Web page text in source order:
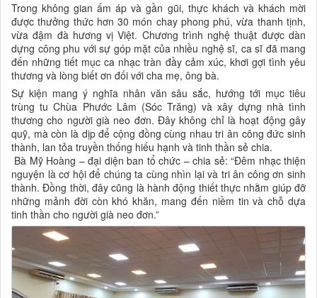
Trong không gian ấm áp và gần gũi, thực khách và khách mời
được thưởng thức hơn 30 món chay phong phú, vừa thanh tịnh,
vừa đậm đà hương vị Việt. Chương trình nghệ thuật được dàn
dựng công phu với sự góp mặt của nhiều nghệ sĩ, ca sĩ đã mang
đến những tiết mục ca nhạc tràn đầy cảm xúc, khơi gợi tình yêu
thương và lòng biết ơn đối với cha mẹ, ông bà.
Sự kiện mang ý nghĩa nhân văn sâu sắc, hướng tới mục tiêu
trùng tu Chùa Phước Lâm (Sóc Trăng) và xây dựng nhà tình
thương cho người già neo đơn. Đây không chỉ là hoạt động gây
quỹ, mà còn là dịp để cộng đồng cùng nhau tri ân công đức sinh
thành, lan tỏa truyền thống hiếu hạnh và tinh thần sẻ chia.
Bà Mỹ Hoàng – đại diện ban tổ chức – chia sẻ: “Đêm nhạc thiện
nguyện là cơ hội để chúng ta cùng nhìn lại và tri ân công ơn sinh
thành. Đồng thời, đây cũng là hành động thiết thực nhằm giúp đỡ
những mảnh đời còn khó khăn, mang đến niềm tin và chỗ dựa
tinh thần cho người già neo đơn.”